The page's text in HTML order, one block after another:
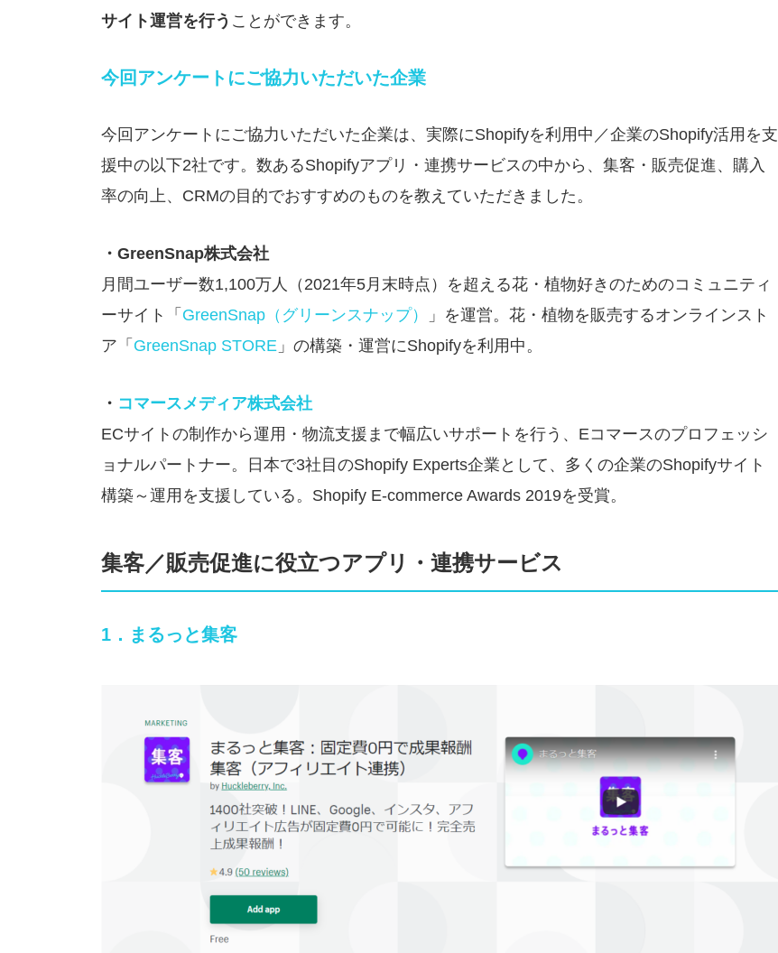
サイト運営を行う ことができます。
今回アンケートにご協力いただいた企業
今回アンケートにご協力いただいた企業は、実際にShopifyを利用中／企業のShopify活用を支
援中の以下2社です。数あるShopifyアプリ・連携サービスの中から、集客・販売促進、購入
率の向上、CRMの目的でおすすめのものを教えていただきました。
・GreenSnap株式会社
月間ユーザー数1,100万人（2021年5月末時点）を超える花・植物好きのためのコミュニティ
ーサイト「 GreenSnap（グリーンスナップ）
」を運営。花・植物を販売するオンラインスト
ア「 GreenSnap STORE 」の構築・運営にShopifyを利用中。
・ コマースメディア株式会社
ECサイトの制作から運用・物流支援まで幅広いサポートを行う、Eコマースのプロフェッシ
ョナルパートナー。日本で3社目のShopify Experts企業として、多くの企業のShopifyサイト
構築～運用を支援している。Shopify E-commerce Awards 2019を受賞。
集客／販売促進に役立つアプリ・連携サービス
1．まるっと集客